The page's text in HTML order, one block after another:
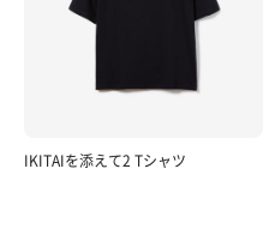
IKITAIを添えて2 Tシャツ